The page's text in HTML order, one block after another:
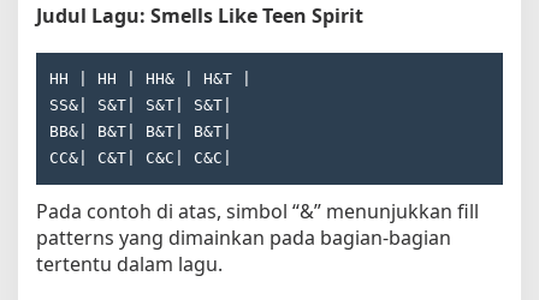
Judul Lagu: Smells Like Teen Spirit
HH | HH | HH& | H&T |
SS&| S&T| S&T| S&T|
BB&| B&T| B&T| B&T|
Pada contoh di atas, simbol “&” menunjukkan fill
patterns yang dimainkan pada bagian-bagian
tertentu dalam lagu.